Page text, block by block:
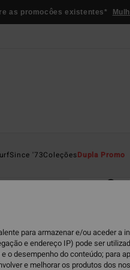
as promocôes existentes*
Since '73ColeçõesDupla Promo
€
€
para armazenar e/ou aceder a
e endereço IP) pode ser
o desempenho do conteúdo; para
e melhorar os produtos dos